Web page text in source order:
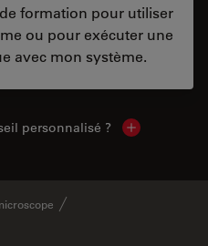
formation pour utiliser
ou pour exécuter une
avec mon système.
personnalisé ? Show local